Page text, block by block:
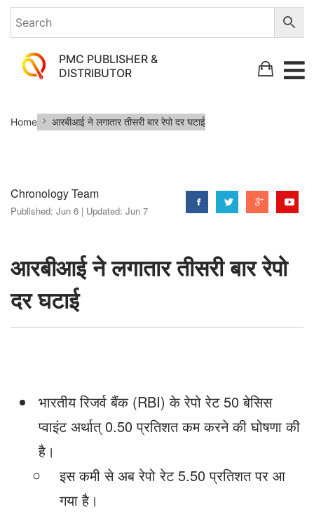
PMC PUBLISHER &
DISTRIBUTOR
आरबीआई
बार
रेपो
घटाई
Home आरबीआई ने लगातार तीसरी बार रेपो दर घटाई
Chronology Team
Published: Jun 6 | Updated: Jun 7
आरबीआई ने लगातार तीसरी बार रेपो
दर घटाई
भारतीय रिजर्व बैंक (RBI) के रेपो रेट 50 बेसिस
प्वाइंट अर्थात् 0.50 प्रतिशत कम करने की घोषणा की
है।
इस कमी से अब रेपो रेट 5.50 प्रतिशत पर आ
गया है।